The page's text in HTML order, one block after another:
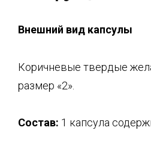
Внешний вид капсулы
Коричневые твердые
размер «2».
Состав: 1 капсула